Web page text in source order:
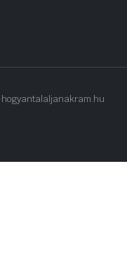
hogyantalaljanakram.hu